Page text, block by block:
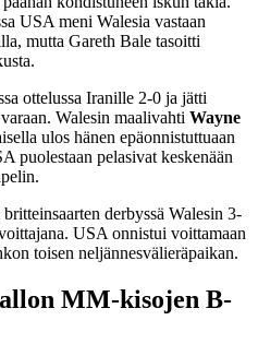
USA meni Walesia vastaan
mutta Gareth Bale tasoitti
ottelussa Iranille 2-0 ja jätti
Walesin maalivahti Wayne
ulos hänen epäonnistuttuaan
puolestaan pelasivat keskenään
derbyssä Walesin 3-
USA onnistui voittamaan
toisen neljännesvälieräpaikan.
MM-kisojen B-